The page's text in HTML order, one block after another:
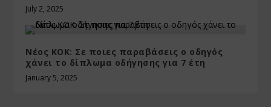
July 2, 2025
Νέος ΚΟΚ: Σε ποιες παραβάσεις ο οδηγός
χάνει το δίπλωμα οδήγησης για 7 έτη
January 5, 2025